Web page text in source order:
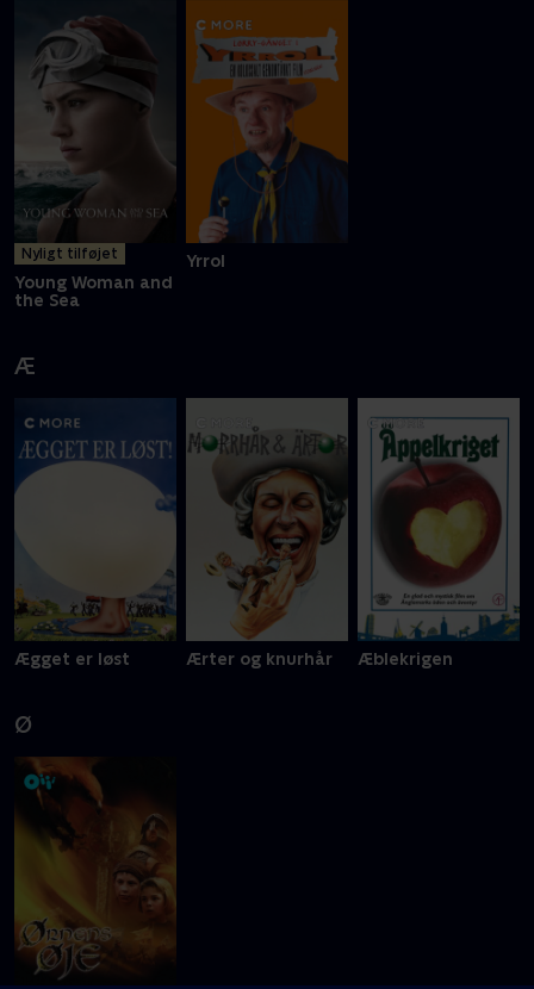
Nyligt tilføjet
Young Woman and
the Sea
Yrrol
Æ
Ægget er løst Ærter og knurhår Æblekrigen
Ø